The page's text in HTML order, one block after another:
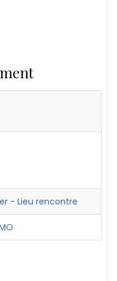
- Lieu rencontre